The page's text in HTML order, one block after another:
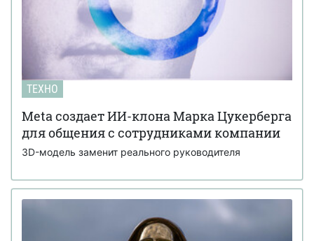
ТЕХНО
Meta создает ИИ-клона Марка Цукерберга
для общения с сотрудниками компании
3D-модель заменит реального руководителя